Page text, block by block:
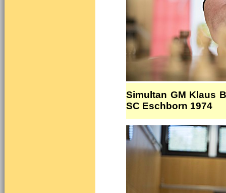
Simultan GM Klaus
SC Eschborn 1974